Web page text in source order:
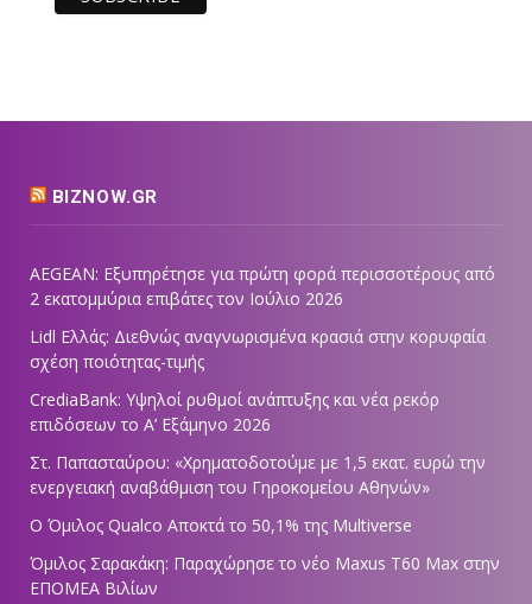
BIZNOW.GR
AEGEAN: Εξυπηρέτησε για πρώτη φορά περισσοτέρους από
2 εκατομμύρια επιβάτες τον Ιούλιο 2026
Lidl Ελλάς: Διεθνώς αναγνωρισμένα κρασιά στην κορυφαία
σχέση ποιότητας-τιμής
CrediaBank: Υψηλοί ρυθμοί ανάπτυξης και νέα ρεκόρ
επιδόσεων το Α’ Εξάμηνο 2026
Στ. Παπασταύρου: «Χρηματοδοτούμε με 1,5 εκατ. ευρώ την
ενεργειακή αναβάθμιση του Γηροκομείου Αθηνών»
Ο Όμιλος Qualco Αποκτά το 50,1% της Multiverse
Όμιλος Σαρακάκη: Παραχώρησε το νέο Maxus T60 Max στην
ΕΠΟΜΕΑ Βιλίων